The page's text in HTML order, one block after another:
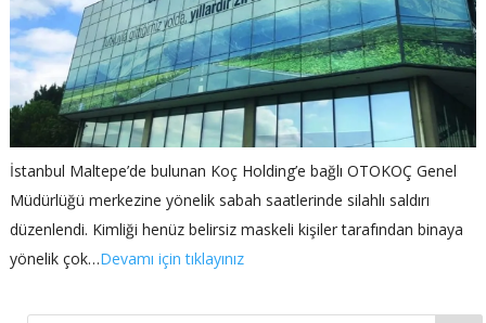
İstanbul Maltepe’de bulunan Koç Holding’e bağlı OTOKOÇ Genel
Müdürlüğü merkezine yönelik sabah saatlerinde silahlı saldırı
düzenlendi. Kimliği henüz belirsiz maskeli kişiler tarafından binaya
yönelik çok…Devamı için tıklayınız